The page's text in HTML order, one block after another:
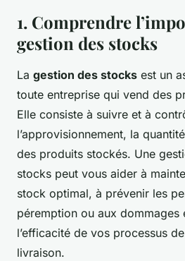
1. Comprendre
gestion des stocks
La gestion des stocks est un
toute entreprise qui vend des
Elle consiste à suivre et à
l’approvisionnement, la
des produits stockés. Une
stocks peut vous aider à
stock optimal, à prévenir les
péremption ou aux dommages
l’efficacité de vos processus
livraison.